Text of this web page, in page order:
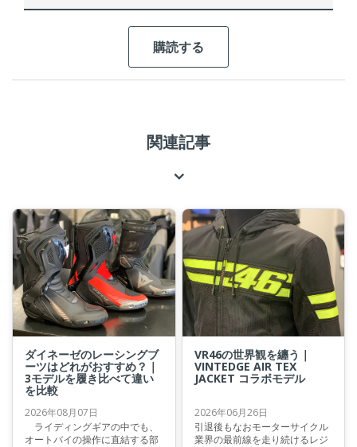
関連記事
ダイネーゼのレーシングブ
ーツはどれがおすすめ？｜
3モデルを履き比べて違い
を比較
2026年08月07日
ライディングギアの中でも、
オートバイの操作に直結する部
VR46の世界観を纏う｜
VINTEDGE AIR TEX
JACKET コラボモデル
2026年06月26日
引退後もなおモーターサイクル
業界の最前線を走り続けるレジ